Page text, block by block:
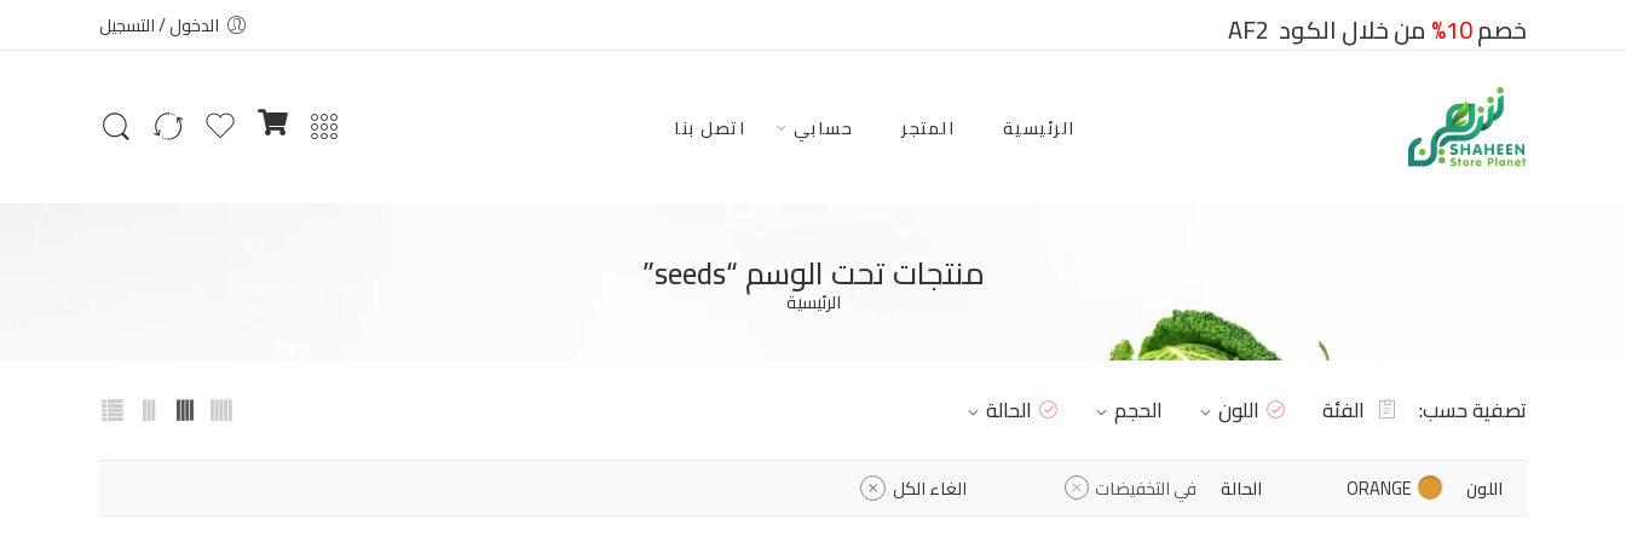
خصم10% من خلال الكود AF2 الدخول / التسجيل
الرئيسية المتجر حسابي اتصل بنا
منتجات تحت الوسم “seeds”
الرئيسية
تصفية حسب: الفئة اللون الحجم الحالة
اللون ORANGE الحالة في التخفيضات الغاء الكل